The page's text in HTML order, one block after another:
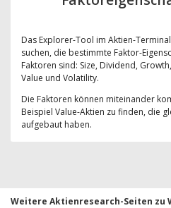
Das Explorer-Tool im Aktien-
suchen, die bestimmte Faktor-
Faktoren sind: Size, Dividend,
Value und Volatility.
Die Faktoren können miteinander
Beispiel Value-Aktien zu finden, die
aufgebaut haben.
Weitere Aktienresearch-Seiten zu